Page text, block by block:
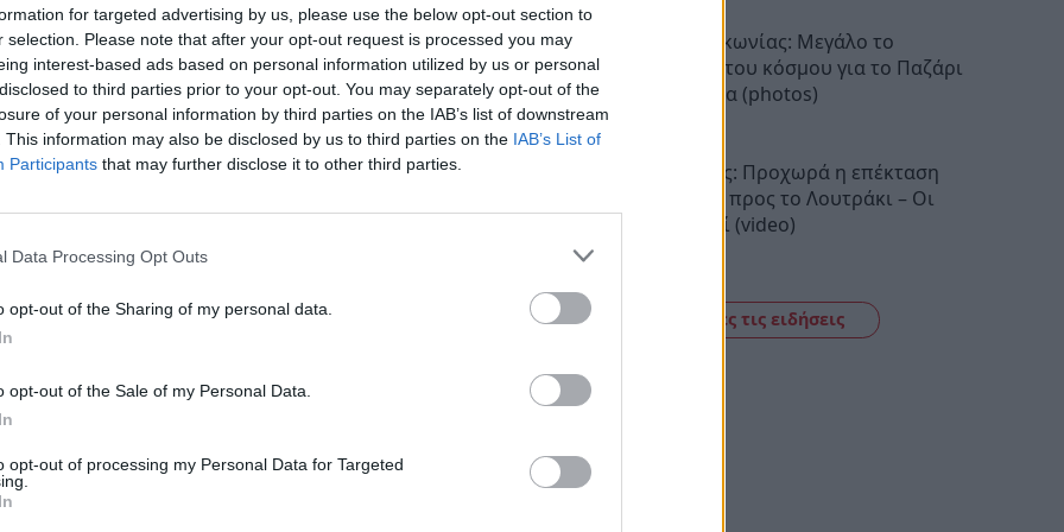
for targeted advertising by us, please use the below opt-out section to
selection. Please note that after your opt-out request is processed you may
interest-based ads based on personal information utilized by us or personal
to third parties prior to your opt-out. You may separately opt-out of the
of your personal information by third parties on the IAB’s list of downstream
This information may also be disclosed by us to third parties on the IAB’s List of
Participants that may further disclose it to other third parties.
Data Processing Opt Outs
opt-out of the Sharing of my personal data.
opt-out of the Sale of my Personal Data.
opt-out of processing my Personal Data for Targeted
όταν αναζητάς ειδήσεις στη Google
αποτελέσματα της Google
του Παναρκαδικού και της ΑΕΚ Τρίπολης
της Γ' Εθνικής μέχρι και την ώρα αυτή το
έντονος προβληματισμός και οι συνεχείς
Νεάπολη Λακωνίας: Μεγάλο το
ενδιαφέρον του κόσμου για το Παζάρι
στην παραλία (photos)
Προαστιακός: Προχωρά η επέκταση
της γραμμής προς το Λουτράκι – Οι
νέοι σταθμοί (video)
Δείτε όλες τις ειδήσεις